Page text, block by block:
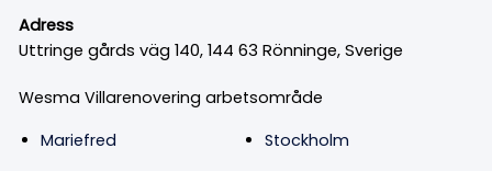
Adress
Uttringe gårds väg 140, 144 63 Rönninge, Sverige
Wesma Villarenovering arbetsområde
Mariefred
Stockholm